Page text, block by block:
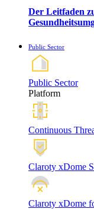
Der Leitfaden
Public Sector
Public Sector
Platform
Continuous
Claroty xDome
Claroty xDome